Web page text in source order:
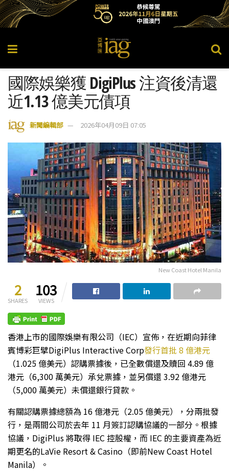
國際娛樂獲 DigiPlus 注資後清還
近1.13 億美元債項
新聞編輯部 2026年04月09日 07:05
New Coast Hotel Manila
2
SHARES
103
VIEWS
香港上市的國際娛樂有限公司（IEC）宣佈，在近期向菲律
賓博彩巨擘DigiPlus Interactive Corp發行首批 8 億港元
（1.025 億美元）認購票據後，已全數償還及贖回 4.89 億
港元（6,300 萬美元）承兌票據，並另償還 3.92 億港元
（5,000 萬美元）未償還銀行貸款。
有關認購票據總額為 16 億港元（2.05 億美元），分兩批發
行，是兩間公司於去年 11 月簽訂認購協議的一部分。根據
協議，DigiPlus 將取得 IEC 控股權，而 IEC 的主要資產為近
期更名的LaVie Resort & Casino（即前New Coast Hotel
Manila）。